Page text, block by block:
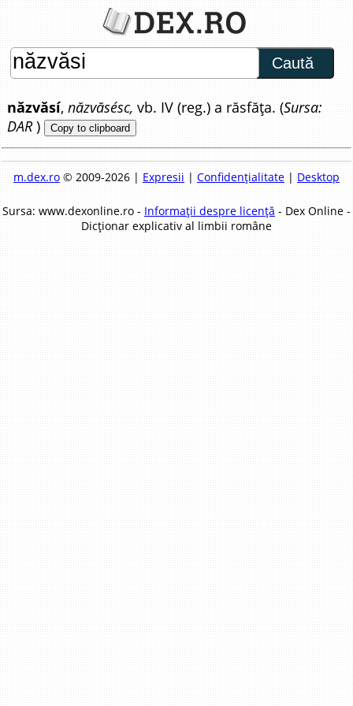
Caută
năzvăsí,năzvăsésc, vb. IV (reg.) a răsfăța. (Sursa:
DAR) Copy to clipboard
m.dex.ro© 2009-2026 | Expresii | Confidențialitate| Desktop
Sursa: www.dexonline.ro - Informații despre licență - Dex Online -
Dicționar explicativ al limbii române